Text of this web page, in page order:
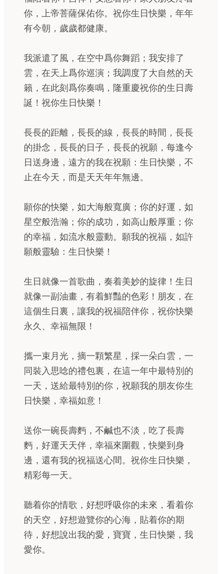
你，上帝菩薩保佑你。祝你生日快樂，年年
有今朝，歲歲都健康。
我派遣了風，在空中爲你舞蹈；我安排了
雲，在天上爲你巡演；我調度了大自然的天
籟，在此刻爲你奏鳴，隆重慶祝你的生日壽
誕！祝你生日快樂！
長長的距離，長長的線，長長的時間，長長
的掛念，長長的日子，長長的祝願，每逢今
日送身邊，遠方的我在祝願：生日快樂，不
止在今天，而是天天年年無邊。
願你的快樂，如大海般寬廣；你的好運，如
星空般浩瀚；你的成功，如高山般厚重；你
的幸福，如流水般靈動。願我的祝福，如許
願般靈驗：生日快樂！
生日就像一首歌曲，奏着美妙的旋律！生日
就像一副油畫，有着鮮豔的色彩！朋友，在
這個生日裏，讓我的祝福陪伴你，祝你快樂
永久、幸福無限！
攜一束月光，摘一顆繁星，採一朵白雲，一
同裝入思唸的禮包裏，在這一年中最特別的
一天，送給最特別的你，祝願我的朋友你生
日快樂，幸福如意！
送你一碗長壽麪，不鹹也不淡，吃了長壽
麪，好運天天伴，幸福來圍觀，快樂到身
邊，還有我的祝福送心間。祝你生日快樂，
精彩每一天。
聽着你的情歌，好想呼吸你的未來，看着你
的天空，好想遊覽你的心海，貼着你的期
待，好想說出我的愛，寶寶，生日快樂，我
愛你。